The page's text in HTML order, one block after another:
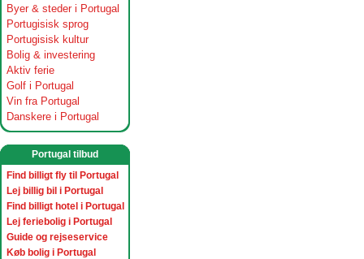
Byer & steder i Portugal
Portugisisk sprog
Portugisisk kultur
Bolig & investering
Aktiv ferie
Golf i Portugal
Vin fra Portugal
Danskere i Portugal
Portugal tilbud
Find billigt fly til Portugal
Lej billig bil i Portugal
Find billigt hotel i Portugal
Lej feriebolig i Portugal
Guide og rejseservice
Køb bolig i Portugal